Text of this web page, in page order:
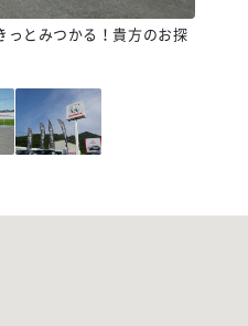
っとみつかる！貴方のお探